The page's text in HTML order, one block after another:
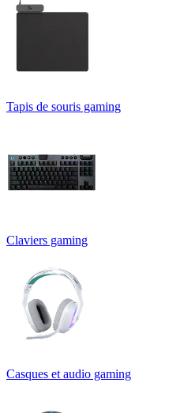
Tapis de souris gaming
Claviers gaming
Casques et audio gaming